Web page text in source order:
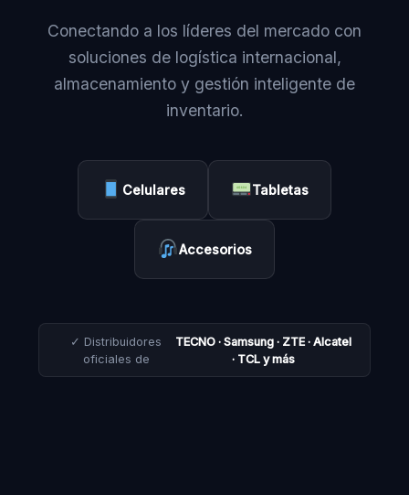
Conectando a los líderes del mercado con
soluciones de logística internacional,
almacenamiento y gestión inteligente de
inventario.
Celulares Tabletas
Accesorios
✓ Distribuidores
oficiales de
TECNO · Samsung · ZTE · Alcatel
· TCL y más